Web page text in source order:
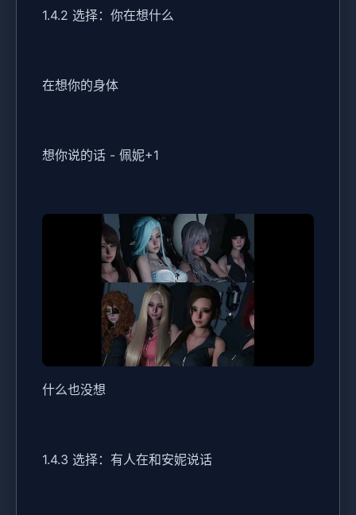
1.4.2 选择：你在想什么
在想你的身体
想你说的话 - 佩妮+1
什么也没想
1.4.3 选择：有人在和安妮说话